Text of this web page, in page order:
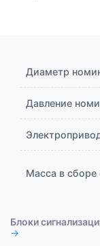
Диаметр
Давление
Масса в сборе
Блоки
→